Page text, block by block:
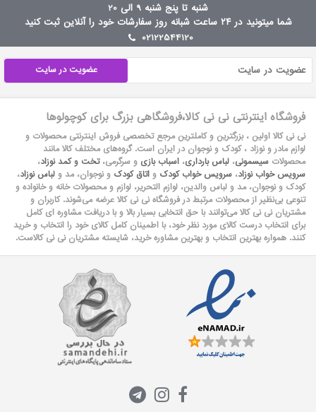
شنبه تا پنج شنبه 9 الی 20
شما میتونید در ۲۴ ساعت شبانه روز سفارشات خود را آنلاین ثبت کنید
02122544120
عضویت در سایت
فروشگاه اینترنتی نی نی کالا،فروشگاهی بزرگ برای کوچولوها
نی نی کالا اولین ، بزرگترین و کاملترین مرجع تخصصی فروش اینترنتی محصولات و
لوازم مادر و نوزاد ، کودک و نوجوان در ایران است. گروه‏‏‌های مختلف کالا مانند
محصولات سیسمونی، لباس بارداری، اسباب بازی و سرگرمی،تخت و کمد نوزاد،
سرویس خواب نوزاد، سرویس خواب کودک و اتاق کودک و نوجوان، مد و لباس نوزاد،
کودک و نوجوان، مد و لباس والدین، لوازم التحریر، لوازم و محصولات خانه و خانواده و
تنوعی بی‌نظیر از محصولات مرتبط در فروشگاه نی نی کالا عرضه می‏‏‏‌شوند. کاربران و
مشتریان نی نی‌ کالا می‏‏‌توانند با حق انتخابی بسیار بالا و با دریافت مشاوره ای کامل
برای انتخاب درست کالای مورد نظر خود، با اطمینان کامل کالای خود را انتخاب و خرید
کنند. همواره بهترین انتخاب و بهترین مشاوره خرید، شایسته مشتریان نی نی کالاست.